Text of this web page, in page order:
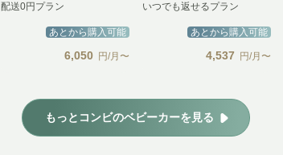
デル)
配送0円プラン
あとから購入可能
6,050 円/月〜
いつでも返せるプラン
あとから購入可能
4,537 円/月〜
もっとコンビのベビーカーを見る